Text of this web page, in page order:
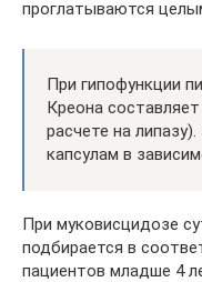
проглатываются
При гипофункции
Креона
расчете на
капсулам в
При муковисцидозе
подбирается в
пациентов младше 4